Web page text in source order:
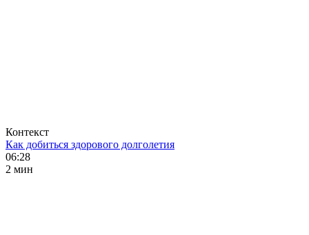
Контекст
Как добиться здорового долголетия
06:28
2 мин